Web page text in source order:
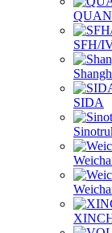
SFH/
SIDA